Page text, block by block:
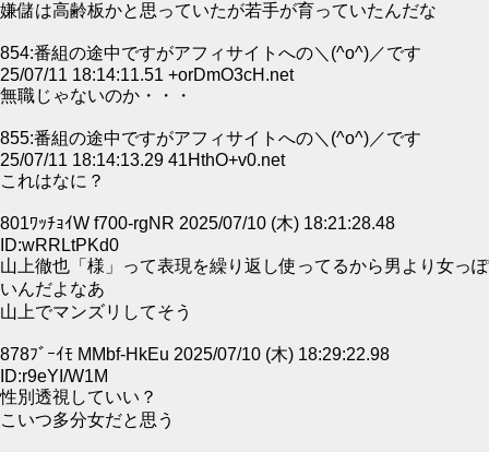
嫌儲は高齢板かと思っていたが若手が育っていたんだな
854:番組の途中ですがアフィサイトへの＼(^o^)／です
25/07/11 18:14:11.51 +orDmO3cH.net
無職じゃないのか・・・
855:番組の途中ですがアフィサイトへの＼(^o^)／です
25/07/11 18:14:13.29 41HthO+v0.net
これはなに？
801ﾜｯﾁｮｲW f700-rgNR 2025/07/10 (木) 18:21:28.48
ID:wRRLtPKd0
山上徹也「様」って表現を繰り返し使ってるから男より女っぽ
いんだよなあ
山上でマンズリしてそう
878ﾌﾞｰｲﾓ MMbf-HkEu 2025/07/10 (木) 18:29:22.98
ID:r9eYI/W1M
性別透視していい？
こいつ多分女だと思う